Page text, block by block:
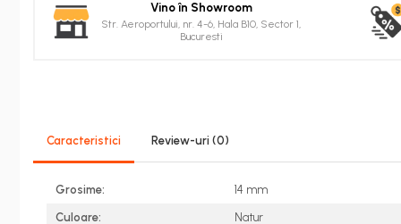
Brâuri de interior
Brâuri decorative de interior din
Baze pilaștri
Vino în Showroom
Str. Aeroportului, nr. 4-6, Hala B10, Sector 1,
Bucuresti
Caracteristici Review-uri (0)
Grosime: 14 mm
Culoare: Natur